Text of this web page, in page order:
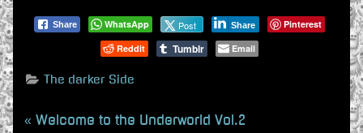
Share WhatsApp Post Share
Pinterest
Reddit
Tumblr Email
The darker Side
Beitragsnavigation
P
Welcome to the Underworld Vol.2